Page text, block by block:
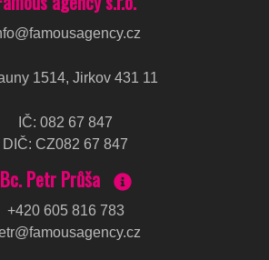
1514, Jirkov 431 11
IČ: 082 67 847
DIČ: CZ082 67 847
Bc. Petr Průša
+420 605 816 783